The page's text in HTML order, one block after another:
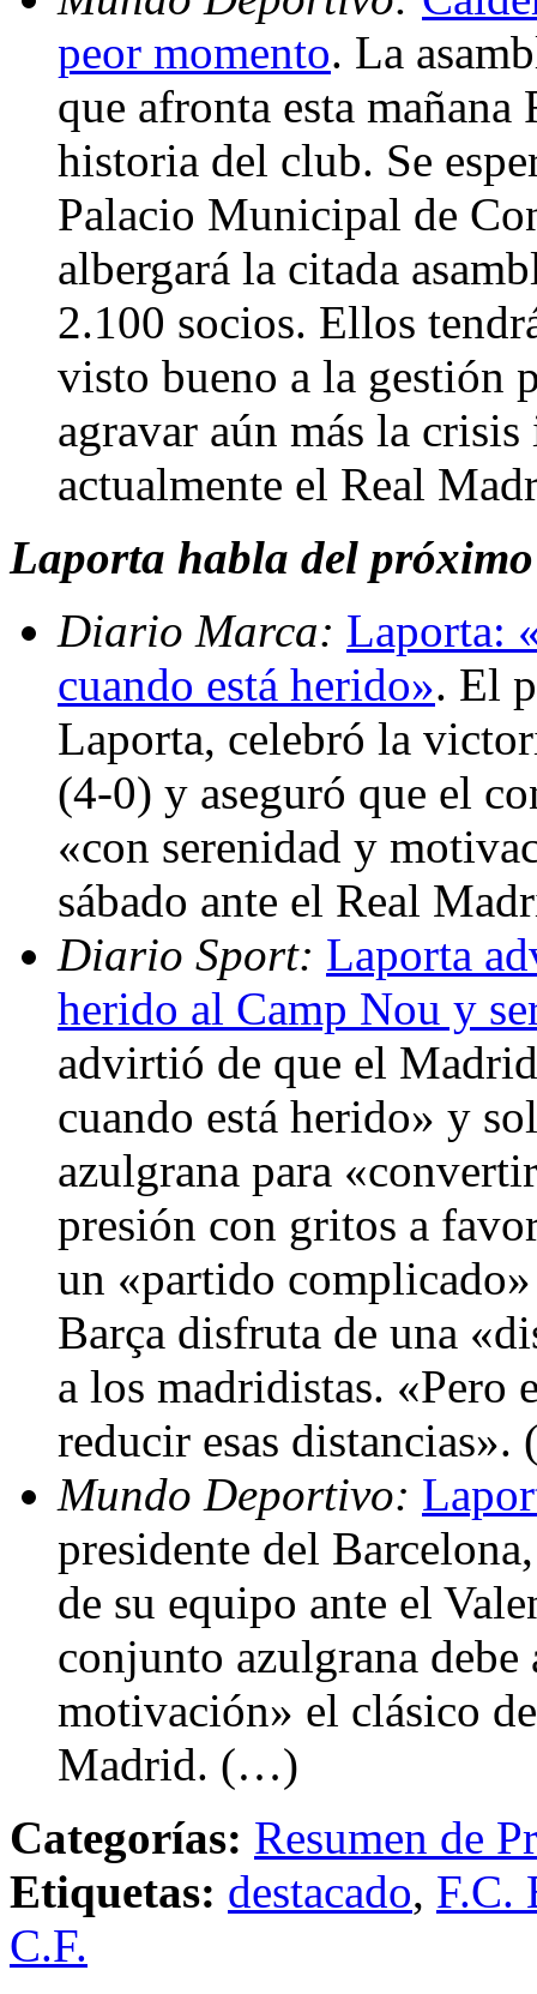
peor momento. La
que afronta esta mañana
historia del club. Se
Palacio Municipal de
albergará la citada
2.100 socios. Ellos
visto bueno a la gestión
agravar aún más la
actualmente el Real
Laporta habla del
Diario Marca: Laporta:
cuando está herido». El
Laporta, celebró la
(4-0) y aseguró que el
«con serenidad y
sábado ante el Real
Diario Sport: Laporta
herido al Camp Nou y
advirtió de que el
cuando está herido» y
azulgrana para
presión con gritos a
un «partido
Barça disfruta de una
a los madridistas. «Pero
reducir esas
Mundo Deportivo:
presidente del
de su equipo ante el
conjunto azulgrana
motivación» el clásico
Madrid. (…)
Categorías: Resumen de
Etiquetas: destacado, F.C.
C.F.